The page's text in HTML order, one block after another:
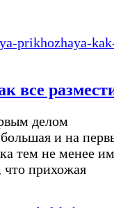
все
делом
и на
тем не менее
что прихожая